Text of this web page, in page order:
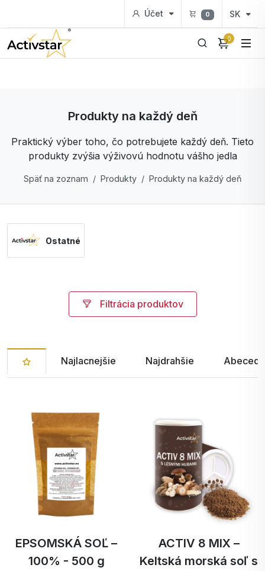
Účet 0 SK
0
Produkty na každý deň
Praktický výber toho, čo potrebujete každý deň. Tieto
produkty zvýšia výživovú hodnotu vášho jedla
Späť na zoznam Produkty Produkty na každý deň
Ostatné
Filtrácia produktov
Najlacnejšie Najdrahšie
EPSOMSKÁ SOĽ –
100% - 500 g
ACTIV 8 MIX –
Keltská morská soľ s